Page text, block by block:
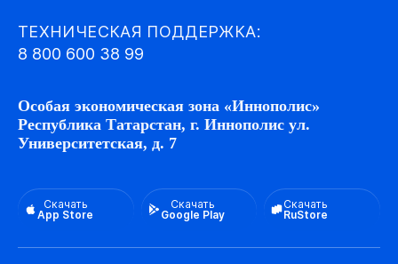
ТЕХНИЧЕСКАЯ ПОДДЕРЖКА:
8 800 600 38 99
Особая экономическая зона «Иннополис»
Республика Татарстан, г. Иннополис ул.
Университетская, д. 7
Скачать
App Store
Скачать
Google Play
Скачать
RuStore